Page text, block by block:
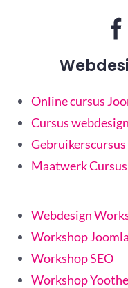
Online cursus
Cursus
Maatwerk
Webdesign
Workshop
Workshop SEO
Workshop